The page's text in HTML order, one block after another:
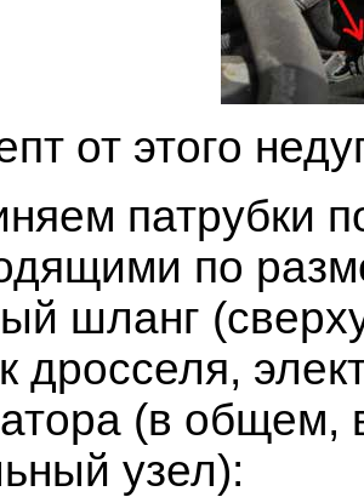
от этого
патрубки
по
шланг
дросселя,
(в общем,
узел):